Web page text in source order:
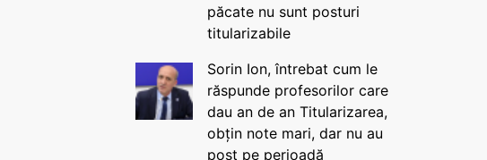
păcate nu sunt posturi
titularizabile
Sorin Ion, întrebat cum le
răspunde profesorilor care
dau an de an Titularizarea,
obțin note mari, dar nu au
post pe perioadă